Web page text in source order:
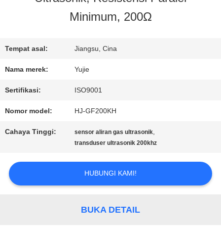
KUALITAS
HUBUNGI
KAMI
PERMINTAAN
PENAWARAN
Minimum, 200Ω
Tempat asal: Jiangsu, Cina
Nama merek: Yujie
Sertifikasi: ISO9001
Nomor model: HJ-GF200KH
Cahaya Tinggi: sensor aliran gas ultrasonik,
transduser ultrasonik 200khz
HUBUNGI KAMI!
BUKA DETAIL